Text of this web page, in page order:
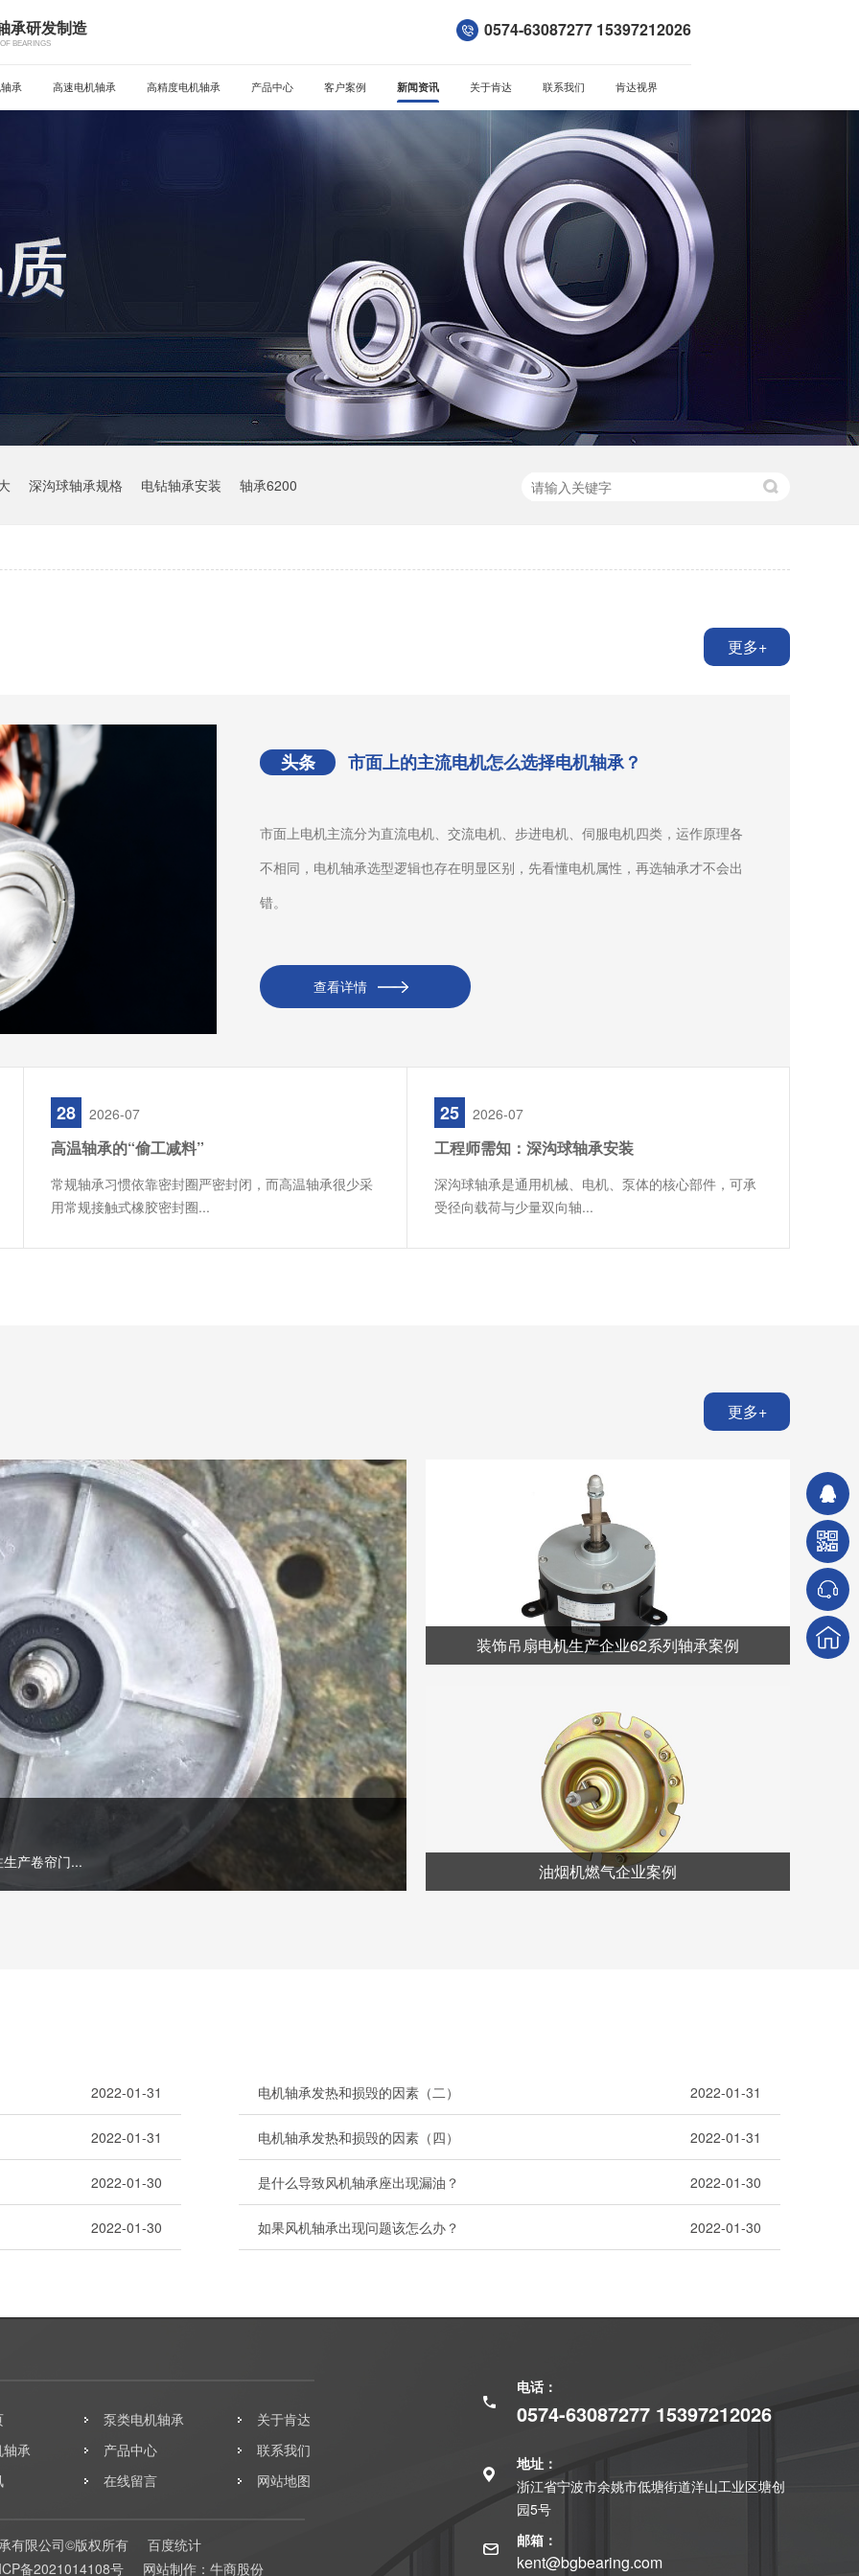
承研发制造
BEARINGS
0574-63087277 15397212026
承 高速电机轴承 高精度电机轴承 产品中心 客户案例 新闻资讯 关于肯达 联系我们 肯达视界
深沟球轴承规格 电钻轴承安装 轴承6200
更多+
头条 市面上的主流电机怎么选择电机轴承？
市面上电机主流分为直流电机、交流电机、步进电机、伺服电机四类，运作原理各
不相同，电机轴承选型逻辑也存在明显区别，先看懂电机属性，再选轴承才不会出
错。
查看详情
28 2026-07
高温轴承的“偷工减料”
常规轴承习惯依靠密封圈严密封闭，而高温轴承很少采
用常规接触式橡胶密封圈...
25 2026-07
工程师需知：深沟球轴承安装
深沟球轴承是通用机械、电机、泵体的核心部件，可承
受径向载荷与少量双向轴...
更多+
产卷帘门...
装饰吊扇电机生产企业62系列轴承案例
油烟机燃气企业案例
2022-01-31 电机轴承发热和损毁的因素（二） 2022-01-31
2022-01-31 电机轴承发热和损毁的因素（四） 2022-01-31
2022-01-30 是什么导致风机轴承座出现漏油？ 2022-01-30
2022-01-30 如果风机轴承出现问题该怎么办？ 2022-01-30
泵类电机轴承
关于肯达
承
产品中心
联系我们
在线留言 网站地图
有限公司©版权所有
百度统计
备2021014108号
网站制作： 牛商股份
电话：
0574-63087277 15397212026
地址：
浙江省宁波市余姚市低塘街道洋山工业区塘创
园5号
邮箱：
kent@bgbearing.com